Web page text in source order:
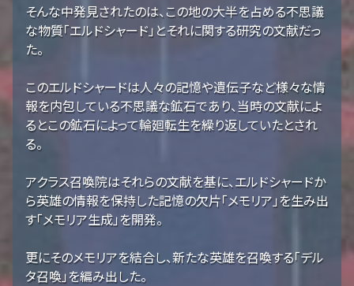
そんな中発見されたのは、この地の大半を占める不思議
な物質「エルドシャード」とそれに関する研究の文献だっ
た。
このエルドシャードは人々の記憶や遺伝子など様々な情
報を内包している不思議な鉱石であり、当時の文献によ
るとこの鉱石によって輪廻転生を繰り返していたとされ
る。
アクラス召喚院はそれらの文献を基に、エルドシャードか
ら英雄の情報を保持した記憶の欠片「メモリア」を生み出
す「メモリア生成」を開発。
更にそのメモリアを結合し、新たな英雄を召喚する「デル
タ召喚」を編み出した。